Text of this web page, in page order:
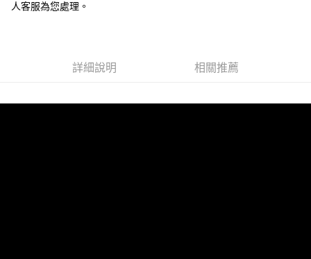
每筆NT$65，滿NT$688(含以上)免運費
人客服為您處理。
詳細說明 相關推薦